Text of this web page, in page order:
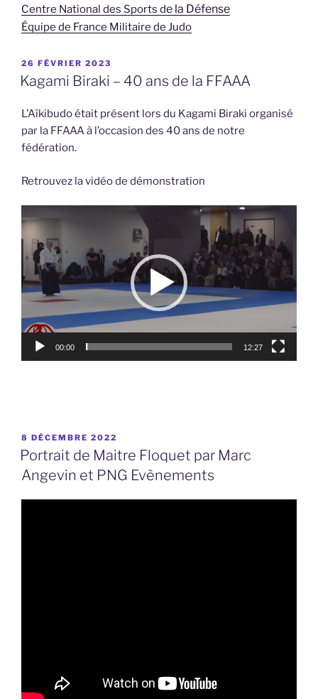
Centre National des Sports de la Défense
Équipe de France Militaire de Judo
PUBLIÉ
LE
26 FÉVRIER 2023
Kagami Biraki – 40 ans de la FFAAA
L’Aïkibudo était présent lors du Kagami Biraki organisé
par la FFAAA à l’occasion des 40 ans de notre
fédération.
Retrouvez la vidéo de démonstration
vidéo
00:00 12:27
PUBLIÉ
LE
8 DÉCEMBRE 2022
Portrait de Maitre Floquet par Marc
Angevin et PNG Evènements